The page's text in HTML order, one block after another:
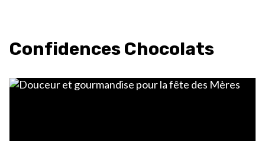
Confidences Chocolats